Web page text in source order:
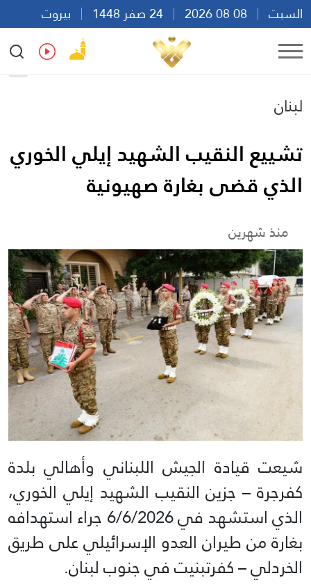
السبت
بيروت
06:00
Ar
لبنان
تشييع النقيب الشهيد إيلي الخوري
الذي قضى بغارة صهيونية
منذ شهرين
شيعت قيادة الجيش اللبناني وأهالي بلدة
كفرجرة – جزين النقيب الشهيد إيلي الخوري،
الذي استشهد في 6/6/2026 جراء استهدافه
بغارة من طيران العدو الإسرائيلي على طريق
الخردلي – كفرتبنيت في جنوب لبنان.